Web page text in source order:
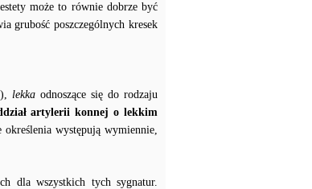
może to równie dobrze być
grubość poszczególnych kresek
lekka odnoszące się do rodzaju
artylerii konnej o lekkim
występują wymiennie,
dla wszystkich tych sygnatur.